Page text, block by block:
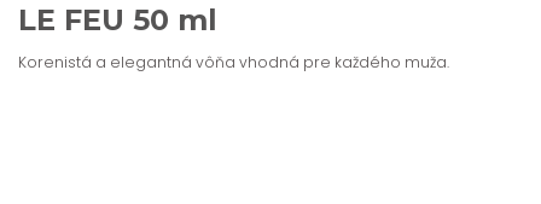
LE FEU 50 ml
Korenistá a elegantná vôňa vhodná pre každého muža.